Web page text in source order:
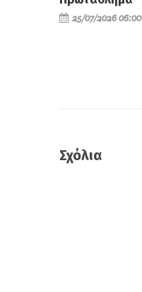
25/07/2026 06:00
Σχόλια